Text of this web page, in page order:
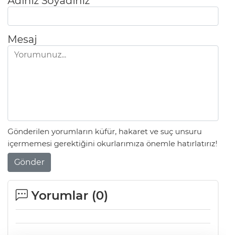
Mesaj
Gönderilen yorumların küfür, hakaret ve suç unsuru
içermemesi gerektiğini okurlarımıza önemle hatırlatırız!
Gönder
Yorumlar (0)